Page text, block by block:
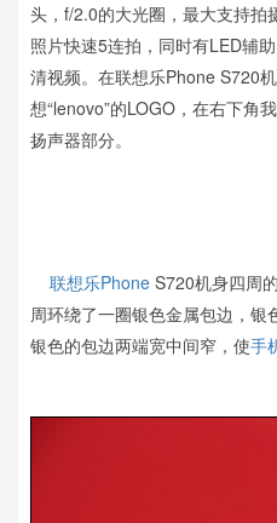
头，f/2.0的大光圈，最大支持
照片快速5连拍，同时有LED辅
清视频。在联想乐Phone S720
想“lenovo”的LOGO，在右下角
扬声器部分。
联想乐Phone S720机身四周
周环绕了一圈银色金属包边，银
银色的包边两端宽中间窄，使手